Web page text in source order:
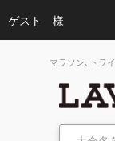
ゲスト 様
マラソン､トラ